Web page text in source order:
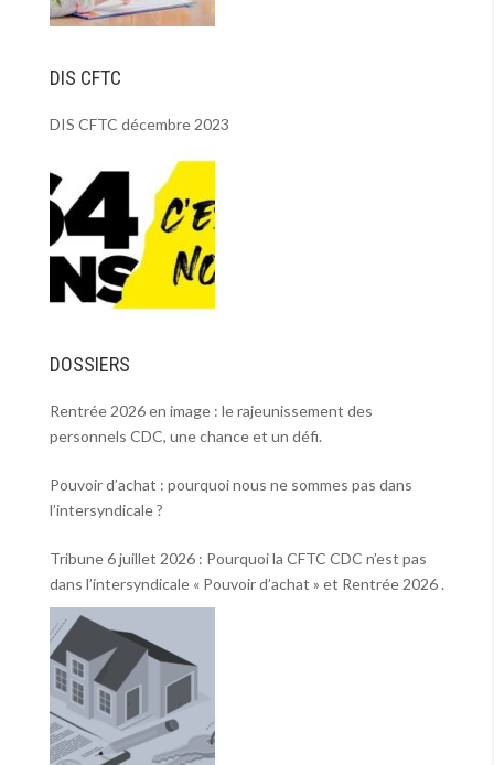
DIS CFTC
DIS CFTC décembre 2023
DOSSIERS
Rentrée 2026 en image : le rajeunissement des
personnels CDC, une chance et un défi.
Pouvoir d’achat : pourquoi nous ne sommes pas dans
l’intersyndicale ?
Tribune 6 juillet 2026 : Pourquoi la CFTC CDC n’est pas
dans l’intersyndicale « Pouvoir d’achat » et Rentrée 2026 .